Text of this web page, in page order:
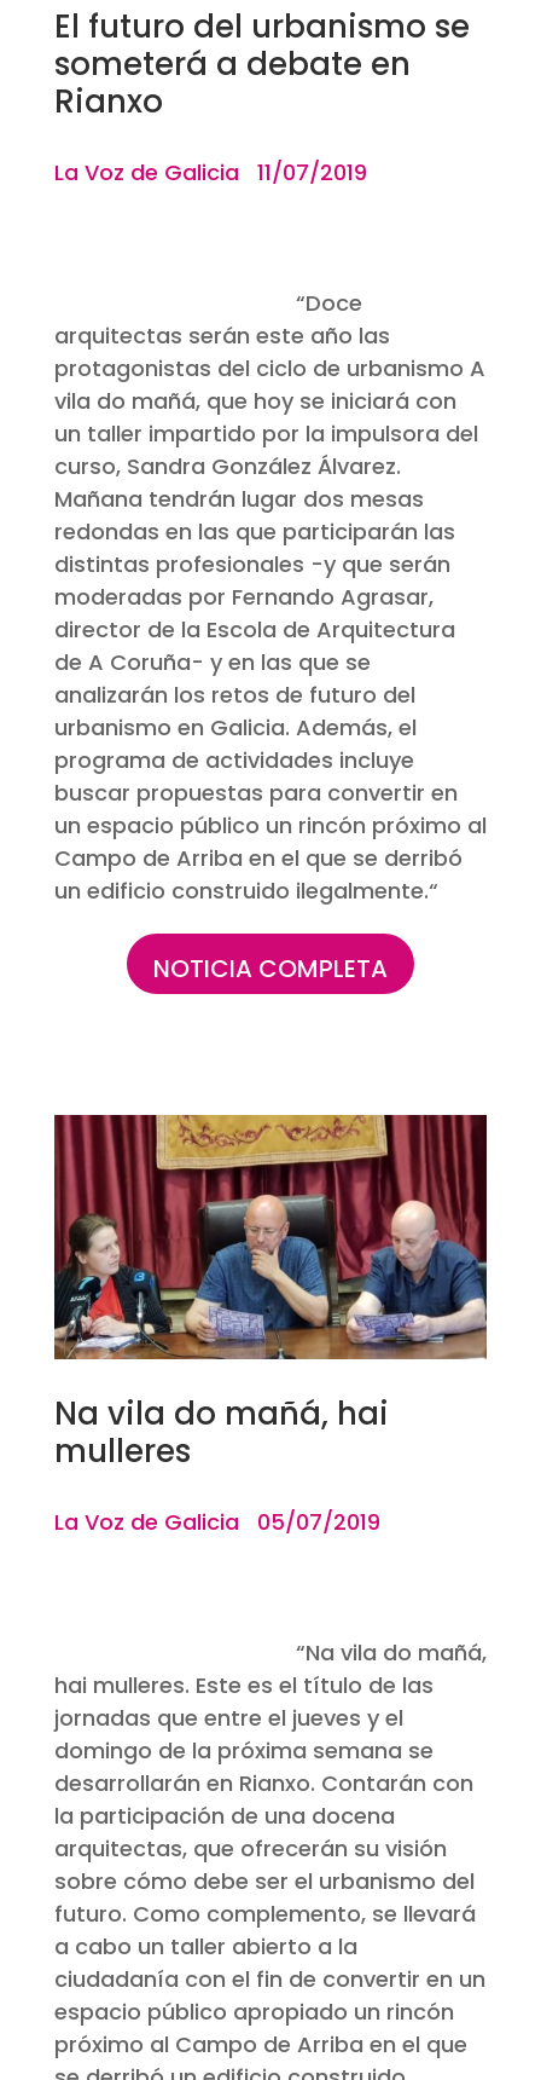
El futuro del urbanismo se
someterá a debate en
Rianxo
La Voz de Galicia 11/07/2019
“Doce
arquitectas serán este año las
protagonistas del ciclo de urbanismo A
vila do mañá, que hoy se iniciará con
un taller impartido por la impulsora del
curso, Sandra González Álvarez.
Mañana tendrán lugar dos mesas
redondas en las que participarán las
distintas profesionales -y que serán
moderadas por Fernando Agrasar,
director de la Escola de Arquitectura
de A Coruña- y en las que se
analizarán los retos de futuro del
urbanismo en Galicia. Además, el
programa de actividades incluye
buscar propuestas para convertir en
un espacio público un rincón próximo al
Campo de Arriba en el que se derribó
un edificio construido ilegalmente.“
NOTICIA COMPLETA
Na vila do mañá, hai
mulleres
La Voz de Galicia 05/07/2019
“Na vila do mañá,
hai mulleres. Este es el título de las
jornadas que entre el jueves y el
domingo de la próxima semana se
desarrollarán en Rianxo. Contarán con
la participación de una docena
arquitectas, que ofrecerán su visión
sobre cómo debe ser el urbanismo del
futuro. Como complemento, se llevará
a cabo un taller abierto a la
ciudadanía con el fin de convertir en un
espacio público apropiado un rincón
próximo al Campo de Arriba en el que